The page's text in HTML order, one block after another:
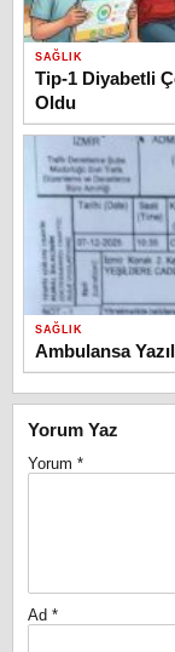
SAĞLIK
Tip-1 Diyabetli
Oldu
SAĞLIK
Ambulansa
Yorum Yaz
Yorum *
Ad *